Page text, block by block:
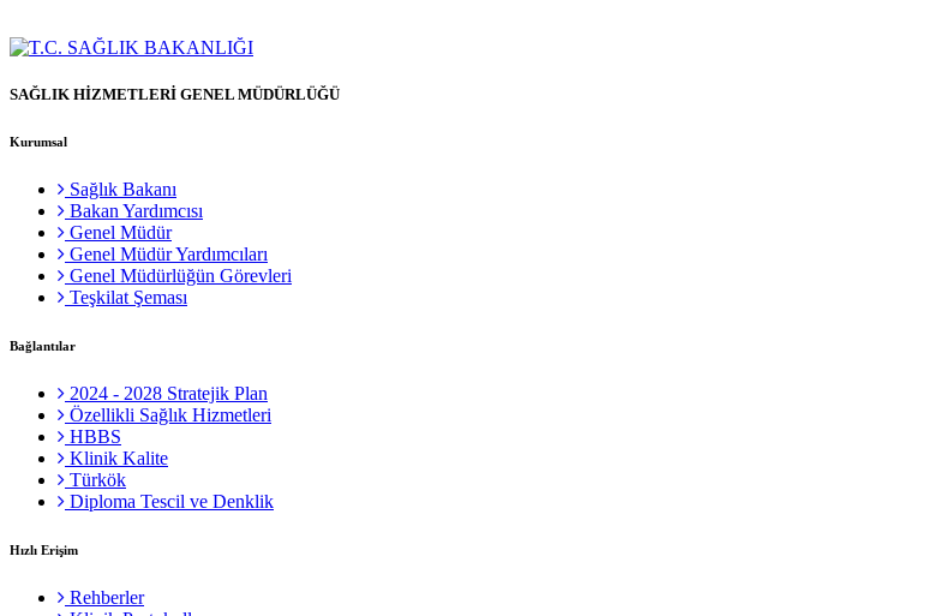
SAĞLIK HİZMETLERİ GENEL MÜDÜRLÜĞÜ
Kurumsal
Sağlık Bakanı
Bakan Yardımcısı
Genel Müdür
Genel Müdür Yardımcıları
Genel Müdürlüğün Görevleri
Teşkilat Şeması
Bağlantılar
2024 - 2028 Stratejik Plan
Özellikli Sağlık Hizmetleri
HBBS
Klinik Kalite
Türkök
Diploma Tescil ve Denklik
Hızlı Erişim
Rehberler